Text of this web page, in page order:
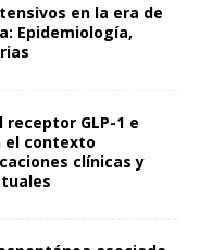
en la era de
Epidemiología,
GLP-1 e
el contexto
clínicas y